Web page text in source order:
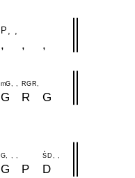
P
, , ,
mG, , RG R,
G R G
G S D
G P D